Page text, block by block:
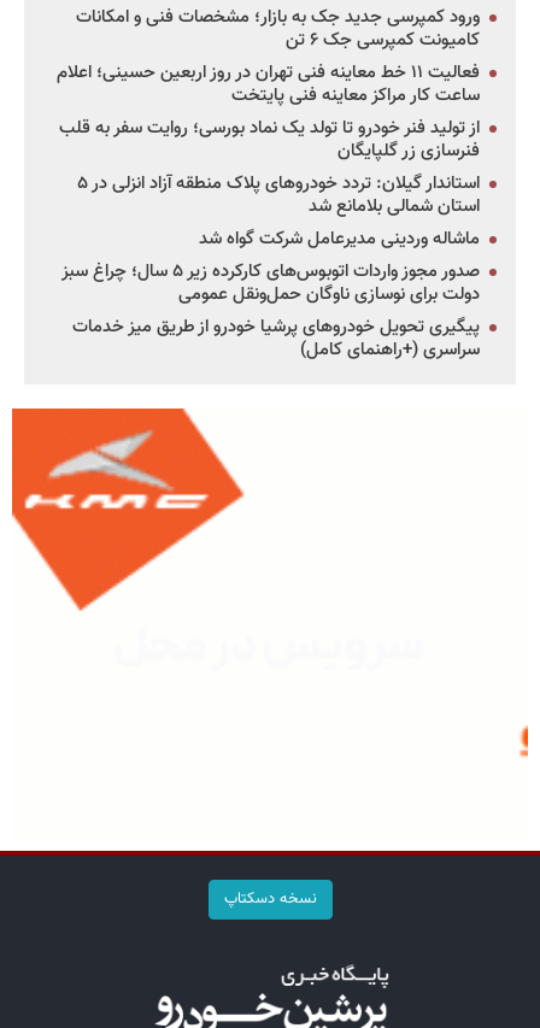
ورود کمپرسی جدید جک به بازار؛ مشخصات فنی و امکانات
کامیونت کمپرسی جک ۶ تن
فعالیت ۱۱ خط معاینه فنی تهران در روز اربعین حسینی؛ اعلام
ساعت کار مراکز معاینه فنی پایتخت
از تولید فنر خودرو تا تولد یک نماد بورسی؛ روایت سفر به قلب
فنرسازی زر گلپایگان
استاندار گیلان: تردد خودروهای پلاک منطقه آزاد انزلی در ۵
استان شمالی بلامانع شد
ماشاله وردینی مدیرعامل شرکت گواه شد
صدور مجوز واردات اتوبوس‌های کارکرده زیر ۵ سال؛ چراغ سبز
دولت برای نوسازی ناوگان حمل‌ونقل عمومی
پیگیری تحویل خودروهای پرشیا خودرو از طریق میز خدمات
سراسری (+راهنمای کامل)
نسخه دسکتاپ